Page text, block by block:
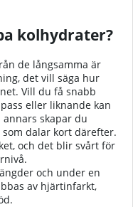
kolhydrater?
de långsamma är
det vill säga hur
Vill du få snabb
eller liknande kan
skapar du
dalar kort därefter.
och det blir svårt för
och under en
av hjärtinfarkt,